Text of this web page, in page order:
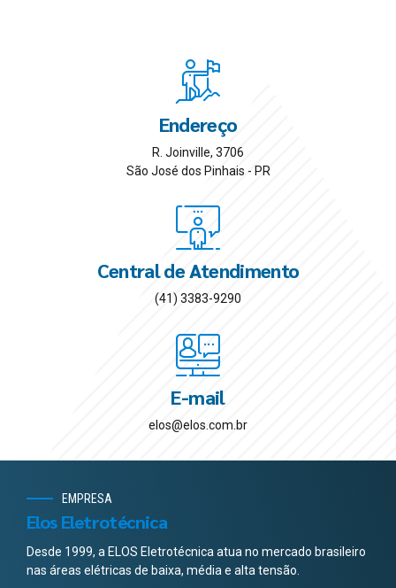
Endereço
R. Joinville, 3706
São José dos Pinhais - PR
Central de Atendimento
(41) 3383-9290
E-mail
elos@elos.com.br
EMPRESA
Elos Eletrotécnica
Desde 1999, a ELOS Eletrotécnica atua no mercado brasileiro
nas áreas elétricas de baixa, média e alta tensão.